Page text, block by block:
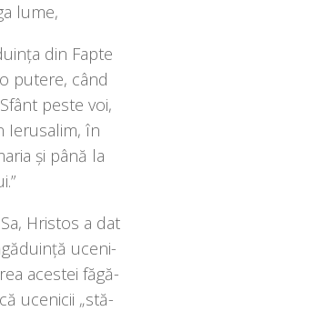
lume,
din Fapte
pute­re, când
pes­te voi,
Ierusalim, în
şi până la
Hristos a dat
uce­ni­
aces­tei făgă­
uce­ni­cii „stă­